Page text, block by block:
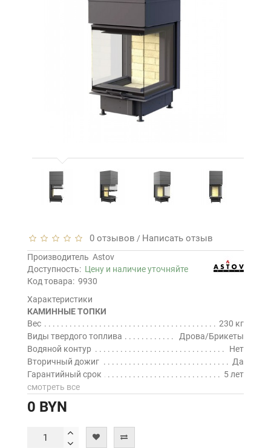
0 отзывов / Написать отзыв
Производитель Astov
Доступность: Цену и наличие уточняйте
Код товара: 9930
Характеристики
КАМИННЫЕ ТОПКИ
Вес
230 кг
Виды твердого топлива
Дрова/Брикеты
Водяной контур
Нет
Вторичный дожиг
Да
Гарантийный срок
5 лет
смотреть все
0 BYN